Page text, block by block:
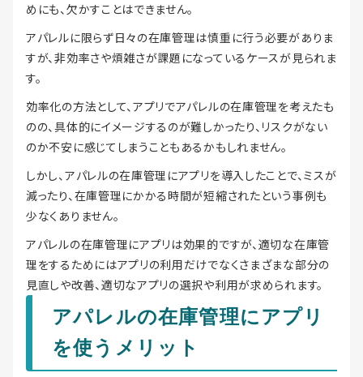
めにも、欠かすことはできません。
アパレルに限らず日々の在庫管理は慎重に行う必要がありま
すが、非効率さや煩雑さが課題になっているケースが見られま
す。
効率化の方法として、アプリでアパレルの在庫管理を考えたも
のの、具体的にイメージするのが難しかったり、リスクがない
のか不安に感じてしまうこともあるかもしれません。
しかし、アパレルの在庫管理にアプリを導入したことで、ミスが
減ったり、在庫管理にかかる時間が短縮されたという事例も
少なくありません。
アパレルの在庫管理にアプリは効果的ですが、適切な在庫管
理をするためにはアプリの利用だけでなくさまざまな部分の
見直しや改善、適切なアプリの選択や利用が求められます。
アパレルの在庫管理にアプリ
を使うメリット